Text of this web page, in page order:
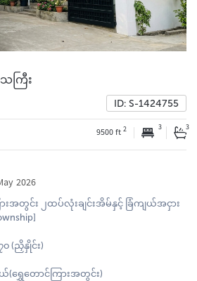
ကြီး
ID: S-1424755
9500 ft 2 3 3
2026
းအတွင်း ၂ထပ်လုံးချင်းအိမ်နှင့် ခြံကျယ်အငှား
၀ (ညှိနှိုင်း)
(ရွှေတောင်ကြားအတွင်း)